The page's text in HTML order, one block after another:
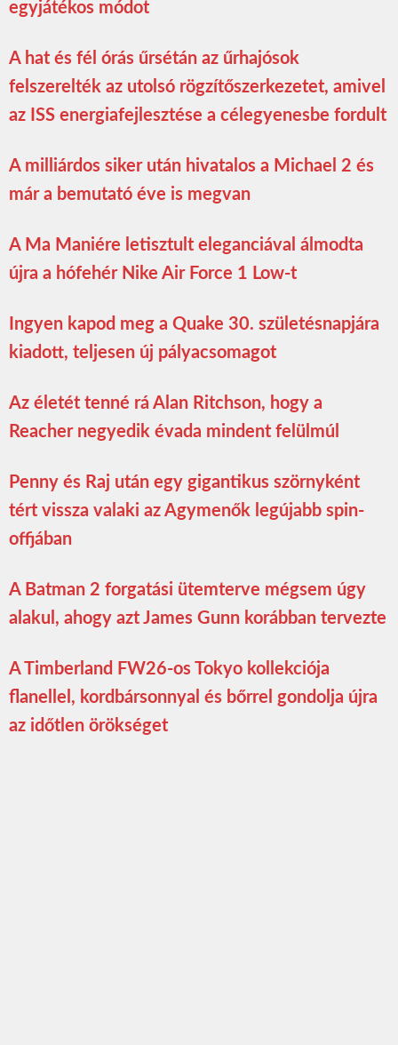
egyjátékos módot
A hat és fél órás űrsétán az űrhajósok
felszerelték az utolsó rögzítőszerkezetet, amivel
az ISS energiafejlesztése a célegyenesbe fordult
A milliárdos siker után hivatalos a Michael 2 és
már a bemutató éve is megvan
A Ma Maniére letisztult eleganciával álmodta
újra a hófehér Nike Air Force 1 Low-t
Ingyen kapod meg a Quake 30. születésnapjára
kiadott, teljesen új pályacsomagot
Az életét tenné rá Alan Ritchson, hogy a
Reacher negyedik évada mindent felülmúl
Penny és Raj után egy gigantikus szörnyként
tért vissza valaki az Agymenők legújabb spin-
offjában
A Batman 2 forgatási ütemterve mégsem úgy
alakul, ahogy azt James Gunn korábban tervezte
A Timberland FW26-os Tokyo kollekciója
flanellel, kordbársonnyal és bőrrel gondolja újra
az időtlen örökséget